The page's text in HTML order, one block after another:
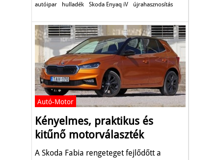
autóipar hulladék Skoda Enyaq iV újrahasznosítás
Autó-Motor
Kényelmes, praktikus és
kitűnő motorválaszték
A Skoda Fabia rengeteget fejlődőtt a